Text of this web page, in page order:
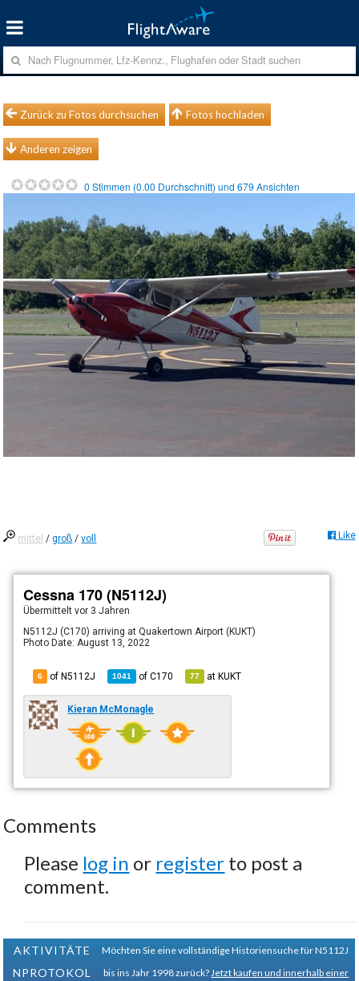
Zurück zu Fotos durchsuchen Fotos hochladen
Anderen zeigen
0 Stimmen (0.00 Durchschnitt) und679 Ansichten
mittel /groß /voll Like
Cessna 170 (N5112J)
Übermitteltvor 3 Jahren
N5112J (C170) arriving at Quakertown Airport (KUKT)
Photo Date: August 13, 2022
6 of N5112J 1041 ofC170 77 atKUKT
Kieran McMonagle
Comments
Please log in or register to post a
comment.
AKTIVITÄTE
NPROTOKOL
Möchten Sie eine vollständige Historiensuche für N5112J
bis ins Jahr 1998 zurück? Jetzt kaufen und innerhalb einer